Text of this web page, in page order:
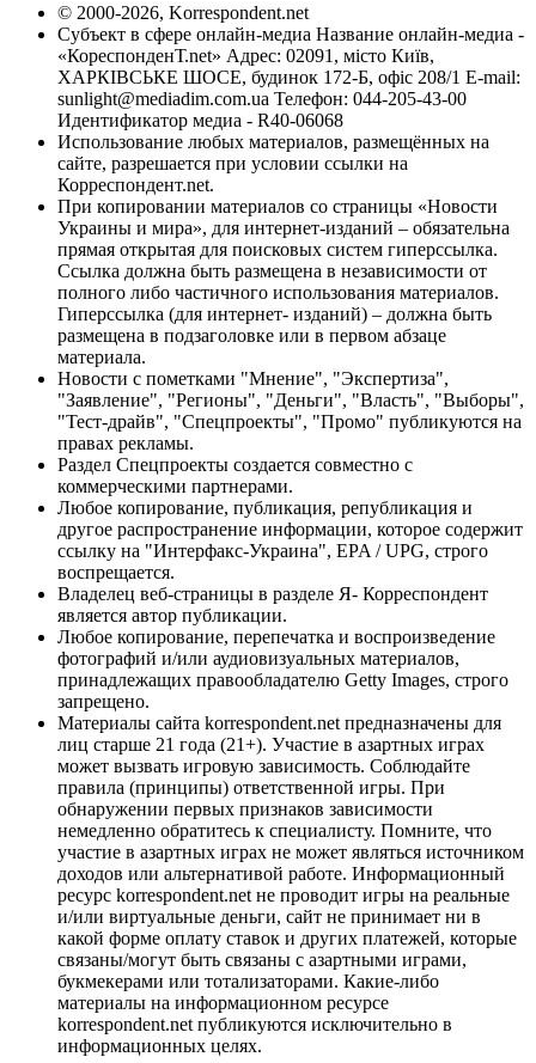
© 2000-2026, Korrespondent.net
Субъект в сфере онлайн-медиа Название онлайн-медиа -
«КореспонденТ.net» Адрес: 02091, місто Київ,
ХАРКІВСЬКЕ ШОСЕ, будинок 172-Б, офіс 208/1 E-mail:
sunlight@mediadim.com.ua Телефон: 044-205-43-00
Идентификатор медиа - R40-06068
Использование любых материалов, размещённых на
сайте, разрешается при условии ссылки на
Корреспондент.net.
При копировании материалов со страницы «Новости
Украины и мира», для интернет-изданий – обязательна
прямая открытая для поисковых систем гиперссылка.
Ссылка должна быть размещена в независимости от
полного либо частичного использования материалов.
Гиперссылка (для интернет- изданий) – должна быть
размещена в подзаголовке или в первом абзаце
материала.
Новости с пометками "Мнение", "Экспертиза",
"Заявление", "Регионы", "Деньги", "Власть", "Выборы",
"Тест-драйв", "Спецпроекты", "Промо" публикуются на
правах рекламы.
Раздел Спецпроекты создается совместно с
коммерческими партнерами.
Любое копирование, публикация, републикация и
другое распространение информации, которое содержит
ссылку на "Интерфакс-Украина", EPA / UPG, строго
воспрещается.
Владелец веб-страницы в разделе Я- Корреспондент
является автор публикации.
Любое копирование, перепечатка и воспроизведение
фотографий и/или аудиовизуальных материалов,
принадлежащих правообладателю Getty Images, строго
запрещено.
Материалы сайта korrespondent.net предназначены для
лиц старше 21 года (21+). Участие в азартных играх
может вызвать игровую зависимость. Соблюдайте
правила (принципы) ответственной игры. При
обнаружении первых признаков зависимости
немедленно обратитесь к специалисту. Помните, что
участие в азартных играх не может являться источником
доходов или альтернативой работе. Информационный
ресурс korrespondent.net не проводит игры на реальные
и/или виртуальные деньги, сайт не принимает ни в
какой форме оплату ставок и других платежей, которые
связаны/могут быть связаны с азартными играми,
букмекерами или тотализаторами. Какие-либо
материалы на информационном ресурсе
korrespondent.net публикуются исключительно в
информационных целях.